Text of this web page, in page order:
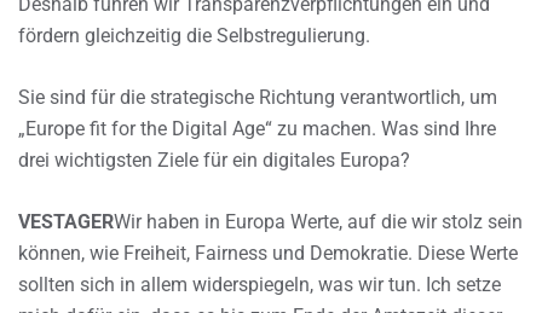
fördern gleichzeitig die Selbstregulierung.
Sie sind für die strategische Richtung verantwortlich, um
„Europe fit for the Digital Age“ zu machen. Was sind Ihre
drei wichtigsten Ziele für ein digitales Europa?
VESTAGERWir haben in Europa Werte, auf die wir stolz sein
können, wie Freiheit, Fairness und Demokratie. Diese Werte
sollten sich in allem widerspiegeln, was wir tun. Ich setze